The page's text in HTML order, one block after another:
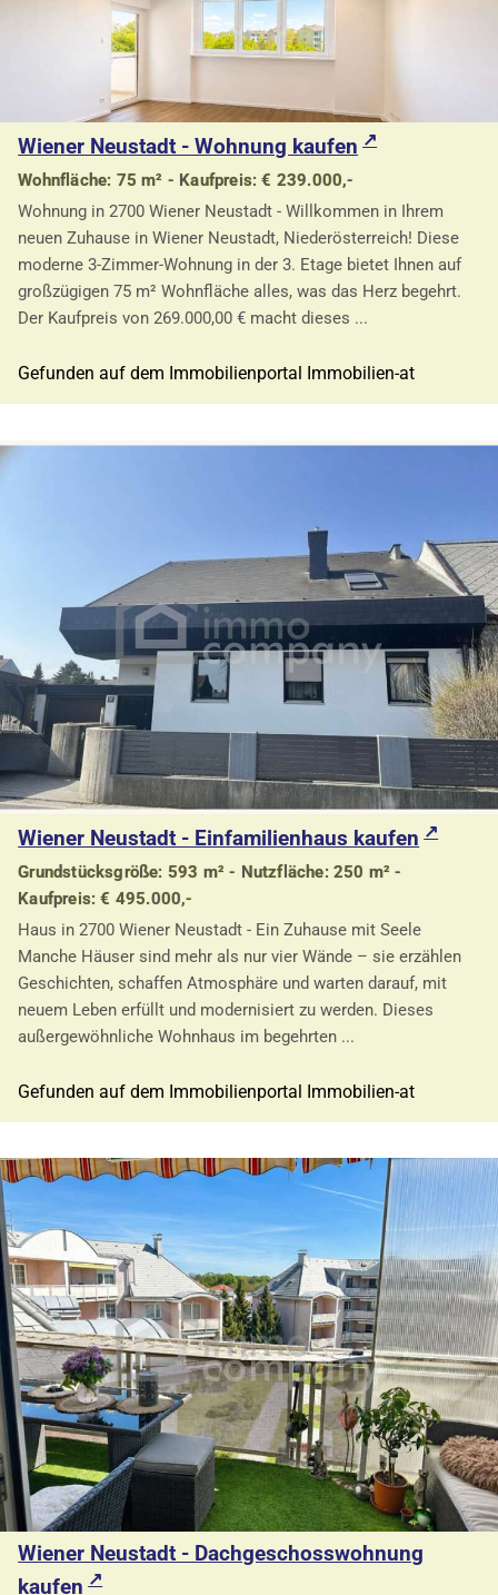
Wiener Neustadt - Wohnung kaufen
Wohnfläche: 75 m² - Kaufpreis: € 239.000,-
Wohnung in 2700 Wiener Neustadt - Willkommen in Ihrem
neuen Zuhause in Wiener Neustadt, Niederösterreich! Diese
moderne 3-Zimmer-Wohnung in der 3. Etage bietet Ihnen auf
großzügigen 75 m² Wohnfläche alles, was das Herz begehrt.
Der Kaufpreis von 269.000,00 € macht dieses ...
Gefunden auf dem Immobilienportal Immobilien-at
Wiener Neustadt - Einfamilienhaus kaufen
Grundstücksgröße: 593 m² - Nutzfläche: 250 m² -
Kaufpreis: € 495.000,-
Haus in 2700 Wiener Neustadt - Ein Zuhause mit Seele
Manche Häuser sind mehr als nur vier Wände – sie erzählen
Geschichten, schaffen Atmosphäre und warten darauf, mit
neuem Leben erfüllt und modernisiert zu werden. Dieses
außergewöhnliche Wohnhaus im begehrten ...
Gefunden auf dem Immobilienportal Immobilien-at
Wiener Neustadt - Dachgeschosswohnung
kaufen